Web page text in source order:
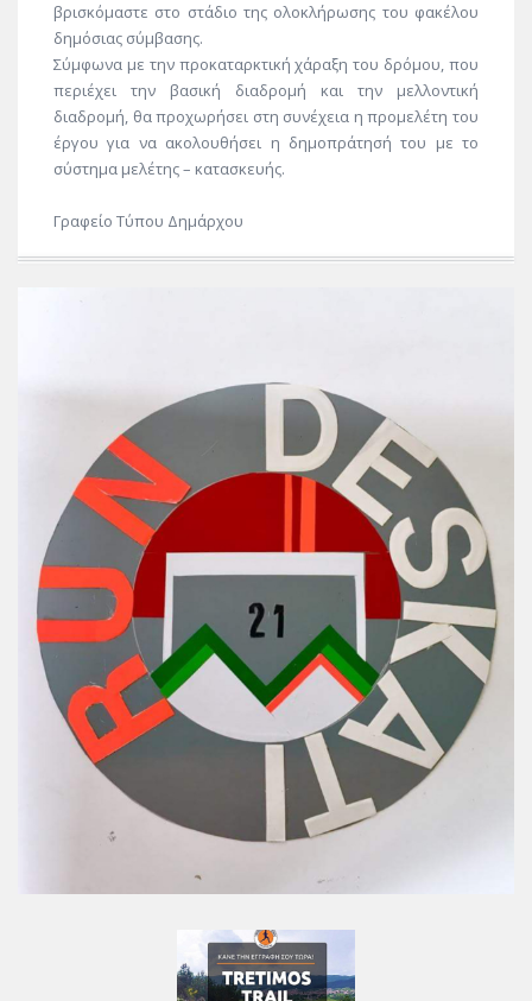
βρισκόμαστε στο στάδιο της ολοκλήρωσης του φακέλου
δημόσιας σύμβασης.
Σύμφωνα με την προκαταρκτική χάραξη του δρόμου, που
περιέχει την βασική διαδρομή και την μελλοντική
διαδρομή, θα προχωρήσει στη συνέχεια η προμελέτη του
έργου για να ακολουθήσει η δημοπράτησή του με το
σύστημα μελέτης – κατασκευής.
Γραφείο Τύπου Δημάρχου